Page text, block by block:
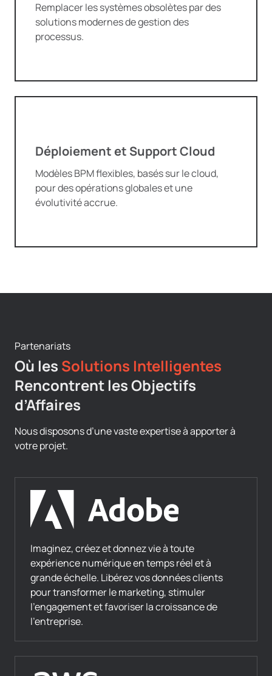
Remplacer les systèmes obsolètes par des
solutions modernes de gestion des
processus.
Déploiement et Support Cloud
Modèles BPM flexibles, basés sur le cloud,
pour des opérations globales et une
évolutivité accrue.
Partenariats
Où les Solutions Intelligentes
Rencontrent les Objectifs
d’Affaires
Nous disposons d’une vaste expertise à apporter à
votre projet.
Imaginez, créez et donnez vie à toute
expérience numérique en temps réel et à
grande échelle. Libérez vos données clients
pour transformer le marketing, stimuler
l’engagement et favoriser la croissance de
l’entreprise.